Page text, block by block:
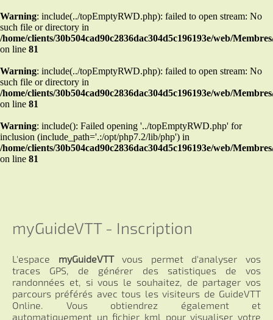
Warning: include(../topEmptyRWD.php): failed to open stream: No
such file or directory in
/home/clients/30b504cad90c2836dac304d5c196193e/web/
on line 81
Warning: include(../topEmptyRWD.php): failed to open stream: No
such file or directory in
/home/clients/30b504cad90c2836dac304d5c196193e/web/
on line 81
Warning: include(): Failed opening '../topEmptyRWD.php' for
inclusion (include_path='.:/opt/php7.2/lib/php') in
/home/clients/30b504cad90c2836dac304d5c196193e/web/
on line 81
myGuideVTT - Inscription
L'espace myGuideVTTvous permet d'analyser vos
traces GPS, de générer des satistiques de vos
randonnées et, si vous le souhaitez, de partager vos
parcours préférés avec tous les visiteurs de GuideVTT
Online. Vous obtiendrez également et
automatiquement un fichier kml pour visualiser votre